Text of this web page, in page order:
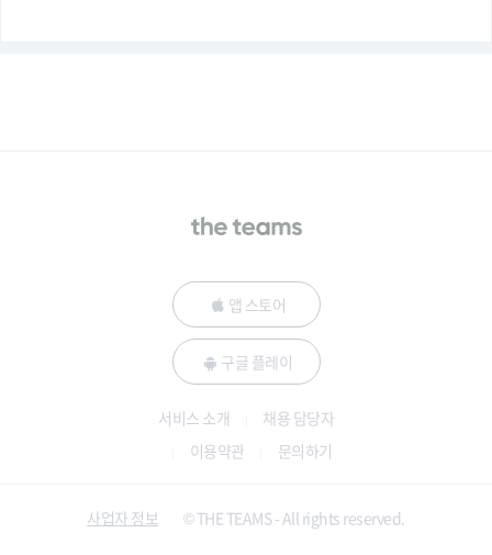
앱 스토어
구글 플레이
서비스 소개
채용 담당자
이용약관
문의하기
사업자 정보 © THE TEAMS - All rights reserved.